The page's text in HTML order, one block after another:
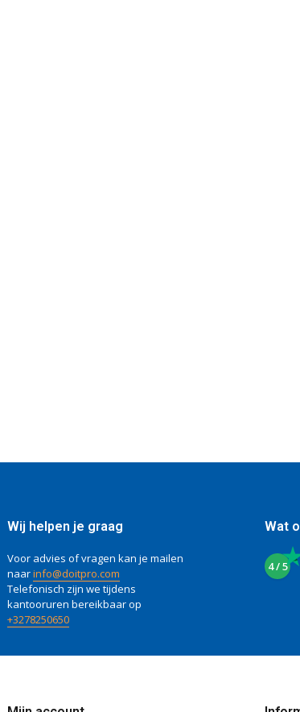
Wij helpen je graag
Voor advies of vragen kan je mailen
naarinfo@doitpro.com
Telefonisch zijn we tijdens
kantooruren bereikbaar op
+3278250650
Wat
4 / 5